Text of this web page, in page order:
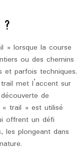
» lorsque la course
ou des chemins
parfois techniques.
met l’accent sur
de
« trail » est utilisé
offrent un défi
les plongeant dans